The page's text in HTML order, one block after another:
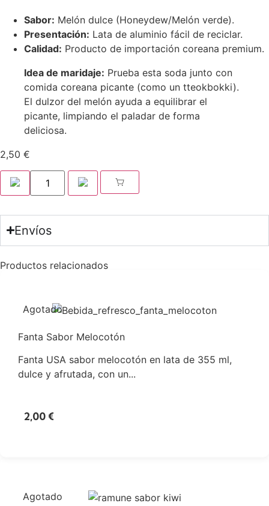
Sabor: Melón dulce (Honeydew/Melón verde).
Presentación: Lata de aluminio fácil de reciclar.
Calidad: Producto de importación coreana premium.
Idea de maridaje: Prueba esta soda junto con
comida coreana picante (como un tteokbokki).
El dulzor del melón ayuda a equilibrar el
picante, limpiando el paladar de forma
deliciosa.
2,50 €
Envíos
Productos relacionados
Agotado
Fanta Sabor Melocotón
Fanta USA sabor melocotón en lata de 355 ml,
dulce y afrutada, con un...
2,00€
Agotado